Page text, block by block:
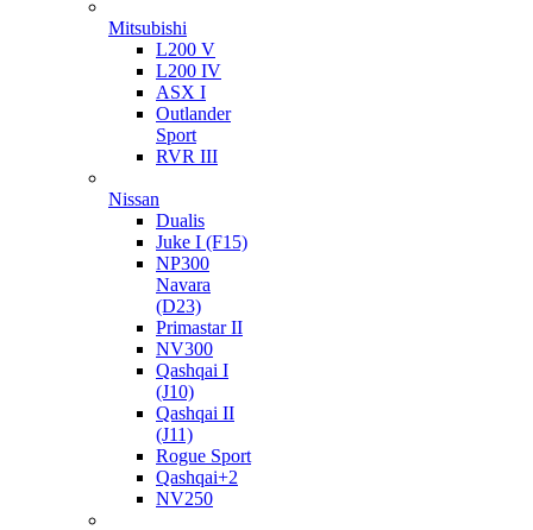
Mitsubishi
L200 V
L200 IV
ASX I
Outlander
Sport
RVR III
Nissan
Dualis
Juke I (F15)
NP300
Navara
(D23)
Primastar II
NV300
Qashqai I
(J10)
Qashqai II
(J11)
Rogue Sport
Qashqai+2
NV250